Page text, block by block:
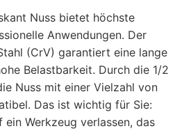
Nuss bietet höchste
Anwendungen. Der
(CrV) garantiert eine lange
Belastbarkeit. Durch die 1/2
Nuss mit einer Vielzahl von
Das ist wichtig für Sie:
ein Werkzeug verlassen, das